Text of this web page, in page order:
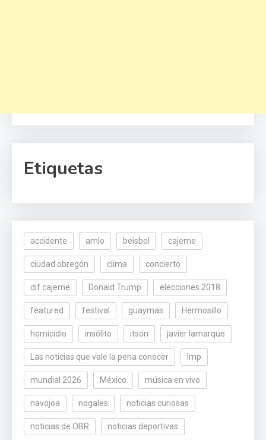
Etiquetas
accidente amlo beisbol cajeme
ciudad obregón clima concierto
dif cajeme Donald Trump elecciones 2018
featured festival guaymas Hermosillo
homicidio insólito itson javier lamarque
Las noticias que vale la pena conocer lmp
mundial 2026 México música en vivo
navojoa nogales noticias curiosas
noticias de OBR noticias deportivas